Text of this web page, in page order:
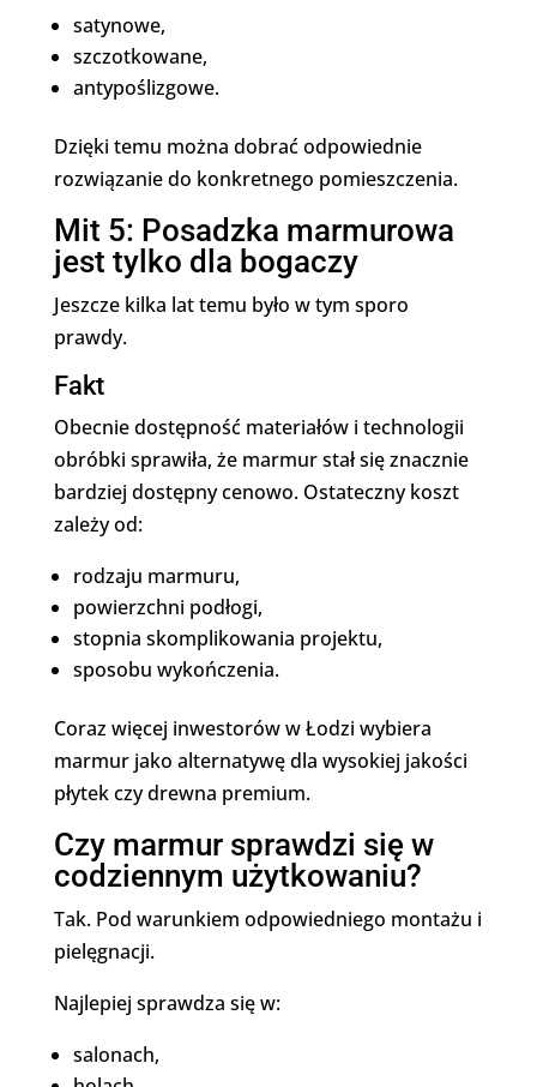
satynowe,
szczotkowane,
antypoślizgowe.
Dzięki temu można dobrać odpowiednie
rozwiązanie do konkretnego pomieszczenia.
Mit 5: Posadzka marmurowa
jest tylko dla bogaczy
Jeszcze kilka lat temu było w tym sporo
prawdy.
Fakt
Obecnie dostępność materiałów i technologii
obróbki sprawiła, że marmur stał się znacznie
bardziej dostępny cenowo. Ostateczny koszt
zależy od:
rodzaju marmuru,
powierzchni podłogi,
stopnia skomplikowania projektu,
sposobu wykończenia.
Coraz więcej inwestorów w Łodzi wybiera
marmur jako alternatywę dla wysokiej jakości
płytek czy drewna premium.
Czy marmur sprawdzi się w
codziennym użytkowaniu?
Tak. Pod warunkiem odpowiedniego montażu i
pielęgnacji.
Najlepiej sprawdza się w:
salonach,